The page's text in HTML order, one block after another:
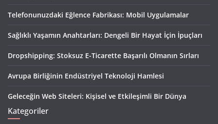
Telefonunuzdaki Eğlence Fabrikası: Mobil Uygulamalar
Sağlıklı Yaşamın Anahtarları: Dengeli Bir Hayat İçin İpuçları
Dropshipping: Stoksuz E-Ticarette Başarılı Olmanın Sırları
Avrupa Birliğinin Endüstriyel Teknoloji Hamlesi
Geleceğin Web Siteleri: Kişisel ve Etkileşimli Bir Dünya
Kategoriler